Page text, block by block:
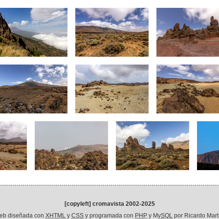
[copyleft] cromavista 2002-2025
diseñada con XHTML y CSS y programada con PHP y MySQL por Ricardo